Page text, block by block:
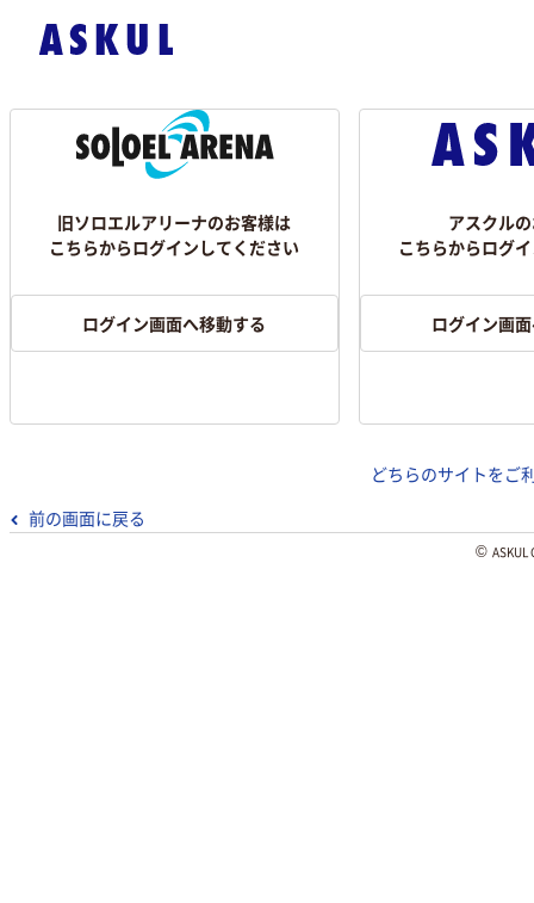
旧ソロエルアリーナのお客様は
こちらからログインしてください
ログイン画面へ移動する
アスクル
こちらからログ
ログイン画
どちらのサイトをご
前の画面に戻る
©